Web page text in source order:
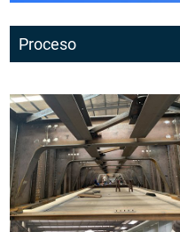
Proceso